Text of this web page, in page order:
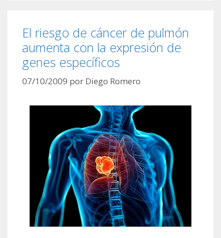
El riesgo de cáncer de pulmón
aumenta con la expresión de
genes específicos
07/10/2009 por Diego Romero